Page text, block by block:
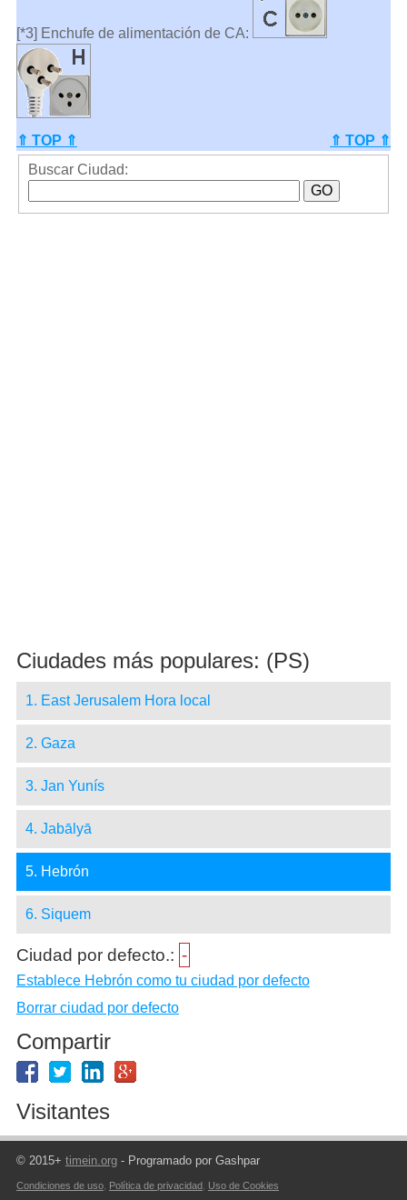
[*3] Enchufe de alimentación de CA:
⇑ TOP ⇑
⇑ TOP ⇑
Buscar Ciudad:
Ciudades más populares: (PS)
1. East Jerusalem Hora local
2. Gaza
3. Jan Yunís
4. Jabālyā
5. Hebrón
6. Siquem
Ciudad por defecto.: -
Establece Hebrón como tu ciudad por defecto
Borrar ciudad por defecto
Compartir
Visitantes
© 2015+ timein.org- Programado por Gashpar
Condiciones de uso, Política de privacidad Uso de Cookies